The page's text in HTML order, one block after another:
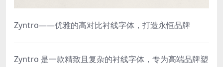
Zyntro——优雅的高对比衬线字体，打造永恒品牌
Zyntro 是一款精致且复杂的衬线字体，专为高端品牌塑